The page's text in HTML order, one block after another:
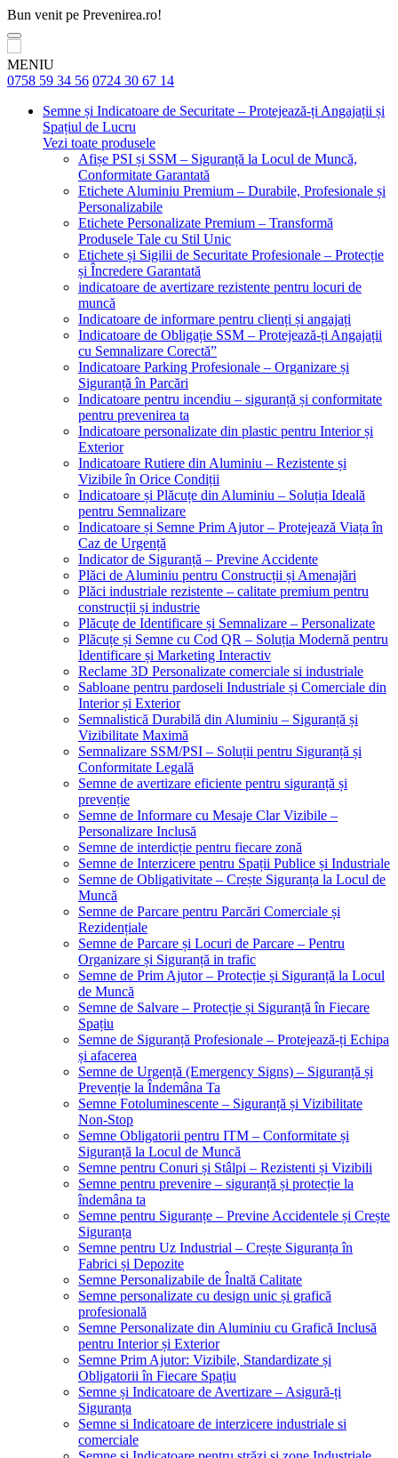
Bun venit pe Prevenirea.ro!
MENIU
0758 59 34 56 0724 30 67 14
Semne și Indicatoare de Securitate – Protejează-ți Angajații și
Spațiul de Lucru
Vezi toate produsele
Afișe PSI și SSM – Siguranță la Locul de Muncă,
Conformitate Garantată
Etichete Aluminiu Premium – Durabile, Profesionale și
Personalizabile
Etichete Personalizate Premium – Transformă
Produsele Tale cu Stil Unic
Etichete și Sigilii de Securitate Profesionale – Protecție
și Încredere Garantată
indicatoare de avertizare rezistente pentru locuri de
muncă
Indicatoare de informare pentru clienți și angajați
Indicatoare de Obligație SSM – Protejează-ți Angajații
cu Semnalizare Corectă”
Indicatoare Parking Profesionale – Organizare și
Siguranță în Parcări
Indicatoare pentru incendiu – siguranță și conformitate
pentru prevenirea ta
Indicatoare personalizate din plastic pentru Interior și
Exterior
Indicatoare Rutiere din Aluminiu – Rezistente și
Vizibile în Orice Condiții
Indicatoare și Plăcuțe din Aluminiu – Soluția Ideală
pentru Semnalizare
Indicatoare și Semne Prim Ajutor – Protejează Viața în
Caz de Urgență
Indicator de Siguranță – Previne Accidente
Plăci de Aluminiu pentru Construcții și Amenajări
Plăci industriale rezistente – calitate premium pentru
construcții și industrie
Plăcuțe de Identificare și Semnalizare – Personalizate
Plăcuțe și Semne cu Cod QR – Soluția Modernă pentru
Identificare și Marketing Interactiv
Reclame 3D Personalizate comerciale si industriale
Sabloane pentru pardoseli Industriale și Comerciale din
Interior și Exterior
Semnalistică Durabilă din Aluminiu – Siguranță și
Vizibilitate Maximă
Semnalizare SSM/PSI – Soluții pentru Siguranță și
Conformitate Legală
Semne de avertizare eficiente pentru siguranță și
prevenție
Semne de Informare cu Mesaje Clar Vizibile –
Personalizare Inclusă
Semne de interdicție pentru fiecare zonă
Semne de Interzicere pentru Spații Publice și Industriale
Semne de Obligativitate – Crește Siguranța la Locul de
Muncă
Semne de Parcare pentru Parcări Comerciale și
Rezidențiale
Semne de Parcare și Locuri de Parcare – Pentru
Organizare și Siguranță in trafic
Semne de Prim Ajutor – Protecție și Siguranță la Locul
de Muncă
Semne de Salvare – Protecție și Siguranță în Fiecare
Spațiu
Semne de Siguranță Profesionale – Protejează-ți Echipa
și afacerea
Semne de Urgență (Emergency Signs) – Siguranță și
Prevenție la Îndemâna Ta
Semne Fotoluminescente – Siguranță și Vizibilitate
Non-Stop
Semne Obligatorii pentru ITM – Conformitate și
Siguranță la Locul de Muncă
Semne pentru Conuri și Stâlpi – Rezistenti și Vizibili
Semne pentru prevenire – siguranță și protecție la
îndemâna ta
Semne pentru Siguranțe – Previne Accidentele și Crește
Siguranța
Semne pentru Uz Industrial – Crește Siguranța în
Fabrici și Depozite
Semne Personalizabile de Înaltă Calitate
Semne personalizate cu design unic și grafică
profesională
Semne Personalizate din Aluminiu cu Grafică Inclusă
pentru Interior și Exterior
Semne Prim Ajutor: Vizibile, Standardizate și
Obligatorii în Fiecare Spațiu
Semne și Indicatoare de Avertizare – Asigură-ți
Siguranța
Semne si Indicatoare de interzicere industriale si
comerciale